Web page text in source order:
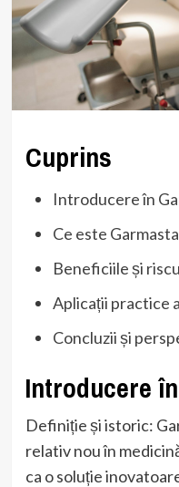
Cuprins
Introducere în
Ce este
Beneficiile și
Aplicații practice
Concluzii și
Introducere
Definiție și istoric:
relativ nou în
ca o soluție